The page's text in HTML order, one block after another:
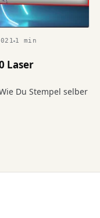
1 min
Laser
Du Stempel selber